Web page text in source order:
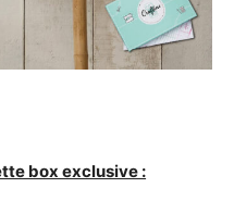
box exclusive :